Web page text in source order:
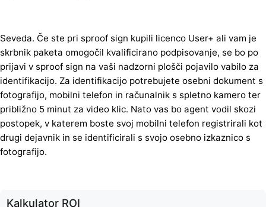
Seveda. Če ste pri sproof sign kupili licenco User+ ali vam je
skrbnik paketa omogočil kvalificirano podpisovanje, se bo po
prijavi v sproof sign na vaši nadzorni plošči pojavilo vabilo za
identifikacijo. Za identifikacijo potrebujete osebni dokument s
fotografijo, mobilni telefon in računalnik s spletno kamero ter
približno 5 minut za video klic. Nato vas bo agent vodil skozi
postopek, v katerem boste svoj mobilni telefon registrirali kot
drugi dejavnik in se identificirali s svojo osebno izkaznico s
fotografijo.
Kalkulator ROI